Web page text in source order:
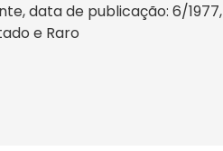
data de publicação: 6/1977,
e Raro